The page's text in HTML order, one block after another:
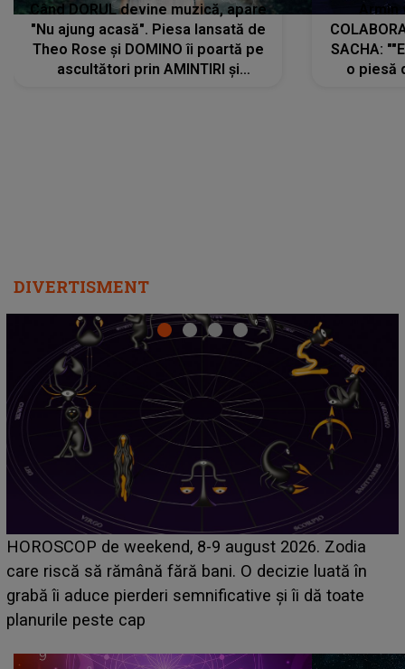
Când DORUL devine muzică, apare
"Nu ajung acasă". Piesa lansată de
Theo Rose și DOMINO îi poartă pe
ascultători prin AMINTIRI și
SACHA:
o piesă
DIVERTISMENT
Emanuel a ținut ACEST DETALIU ASCUNS până
acum! În fața Alexandrei, concurentul din Casa Iubirii
face o MĂRTURISIRE NEAȘTEPTATĂ despre mama
sa: "I-am spus și ei în față, eu nu te iubesc pentru